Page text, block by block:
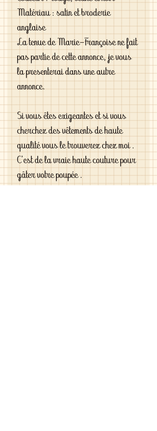
Matériau : satin et broderie
anglaise
La tenue de Marie-Françoise ne fait
pas partie de cette annonce, je vous
la presenterai dans une autre
annonce.
Si vous êtes exigeantes et si vous
cherchez des vêtements de haute
qualité vous le trouverez chez moi .
C'est de la vraie haute couture pour
gâter votre poupée .